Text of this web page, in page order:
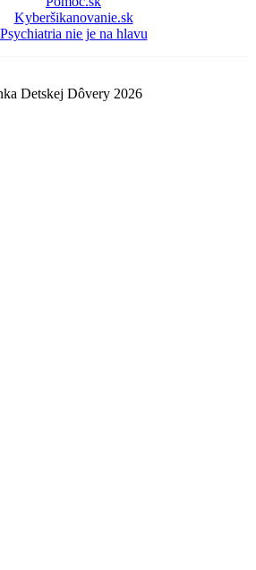
Kyberšikanovanie.sk
Psychiatria nie je na hlavu
Detskej Dôvery 2026